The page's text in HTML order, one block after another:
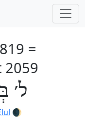
=
2059
ל׳
🌒